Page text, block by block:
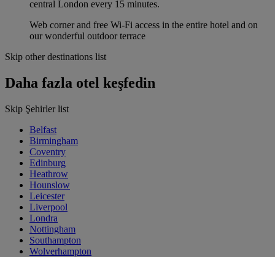
central London every 15 minutes.
Web corner and free Wi-Fi access in the entire hotel and on
our wonderful outdoor terrace
Skip other destinations list
Daha fazla otel keşfedin
Skip Şehirler list
Belfast
Birmingham
Coventry
Edinburg
Heathrow
Hounslow
Leicester
Liverpool
Londra
Nottingham
Southampton
Wolverhampton